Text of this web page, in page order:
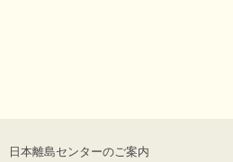
日本離島センターのご案内